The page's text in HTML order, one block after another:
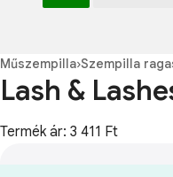
Műszempilla›Szempilla
Lash &
Termék ár: 3 411 Ft